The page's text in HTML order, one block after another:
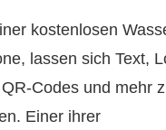
kostenlosen
lassen sich Text,
Codes und mehr
Einer ihrer